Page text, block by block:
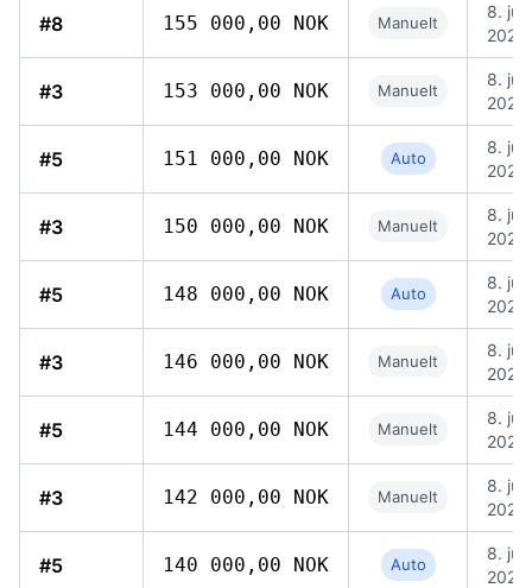
#8 155 000,00 NOK Manuelt
8. juni
#3 153 000,00 NOK Manuelt
8. juni
#5 151 000,00 NOK Auto
8. juni
#3 150 000,00 NOK Manuelt
8. juni
#5 148 000,00 NOK Auto
8. juni
#3 146 000,00 NOK Manuelt
8. juni
#5 144 000,00 NOK Manuelt
8. juni
#3 142 000,00 NOK Manuelt
8. juni
#5 140 000,00 NOK Auto
8. juni